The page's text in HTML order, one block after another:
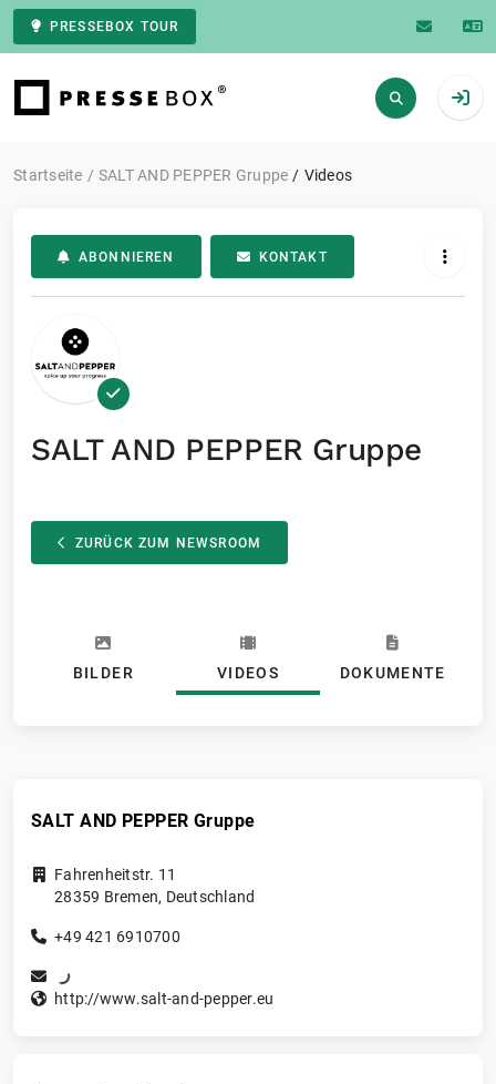
PRESSEBOX TOUR
Zur Startseite
Startseite SALT AND PEPPER Gruppe Videos
ABONNIEREN KONTAKT
SALT AND PEPPER Gruppe
ZURÜCK ZUM NEWSROOM
BILDER VIDEOS DOKUMENTE
SALT AND PEPPER Gruppe
Fahrenheitstr. 11
28359 Bremen, Deutschland
+49 421 6910700
http://www.salt-and-pepper.eu